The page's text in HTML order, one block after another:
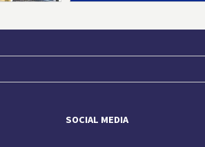
SOCIAL MEDIA